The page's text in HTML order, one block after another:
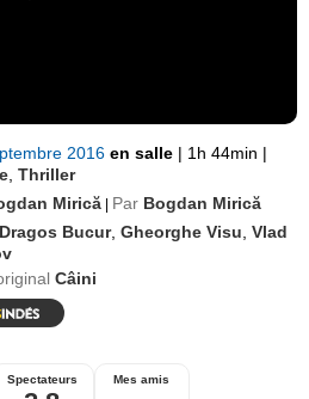
2016en salle | 1h 44min |
,Thriller
Mirică | Par Bogdan Mirică
Dragos Bucur,Gheorghe Visu ,Vlad
Câini
Spectateurs Mes amis